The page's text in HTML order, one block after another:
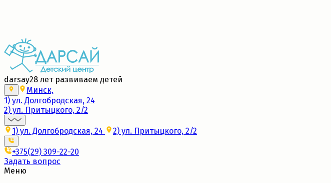
darsay28 лет развиваем детей
Минск,
1) ул. Долгобродская, 24
2) ул. Притыцкого, 2/2
1) ул. Долгобродская, 24 2) ул. Притыцкого, 2/2
+375(29) 309-22-20
Задать вопрос
Меню